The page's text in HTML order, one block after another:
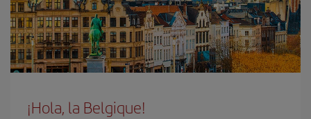
¡Hola, la Belgique!